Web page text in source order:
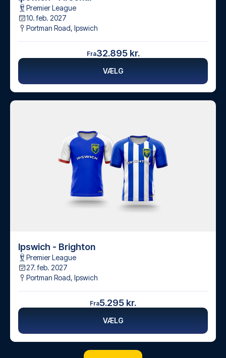
Premier League
10. feb. 2027
Portman Road, Ipswich
Fra32.895 kr.
VÆLG
Ipswich - Brighton
Premier League
27. feb. 2027
Portman Road, Ipswich
Fra5.295 kr.
VÆLG